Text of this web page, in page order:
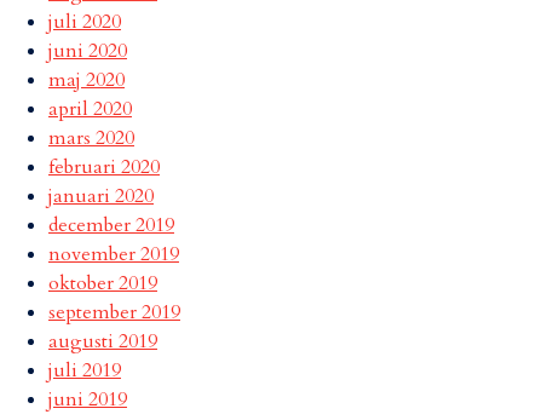
juli 2020
juni 2020
maj 2020
april 2020
mars 2020
februari 2020
januari 2020
december 2019
november 2019
oktober 2019
september 2019
augusti 2019
juli 2019
juni 2019